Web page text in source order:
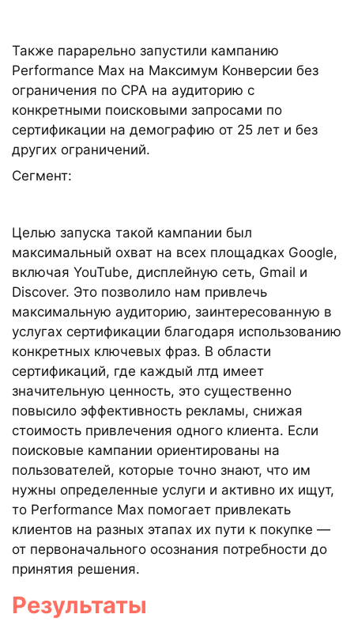
Также парарельно запустили кампанию
Performance Max на Максимум Конверсии без
ограничения по СРА на аудиторию с
конкретными поисковыми запросами по
сертификации на демографию от 25 лет и без
других ограничений.
Сегмент:
Целью запуска такой кампании был
максимальный охват на всех площадках Google,
включая YouTube, дисплейную сеть, Gmail и
Discover. Это позволило нам привлечь
максимальную аудиторию, заинтересованную в
услугах сертификации благодаря использованию
конкретных ключевых фраз. В области
сертификаций, где каждый лтд имеет
значительную ценность, это существенно
повысило эффективность рекламы, снижая
стоимость привлечения одного клиента. Если
поисковые кампании ориентированы на
пользователей, которые точно знают, что им
нужны определенные услуги и активно их ищут,
то Performance Max помогает привлекать
клиентов на разных этапах их пути к покупке —
от первоначального осознания потребности до
принятия решения.
Результаты